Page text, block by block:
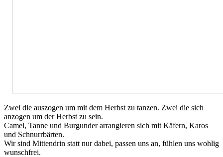
Zwei die auszogen um mit dem Herbst zu tanzen. Zwei die sich
anzogen um der Herbst zu sein.
Camel, Tanne und Burgunder arrangieren sich mit Käfern, Karos
und Schnurrbärten.
Wir sind Mittendrin statt nur dabei, passen uns an, fühlen uns wohlig
wunschfrei.